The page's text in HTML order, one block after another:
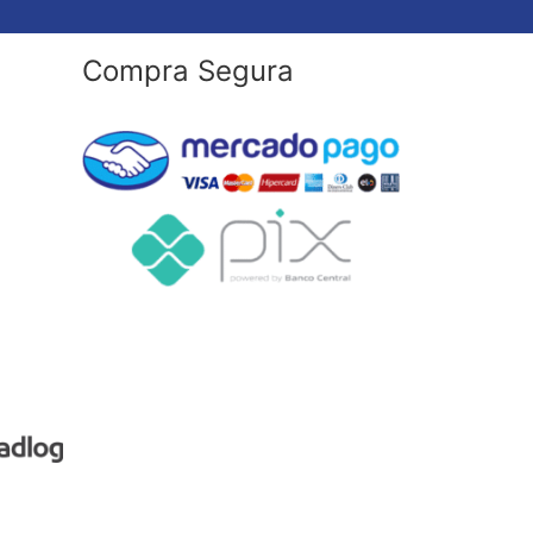
Compra Segura